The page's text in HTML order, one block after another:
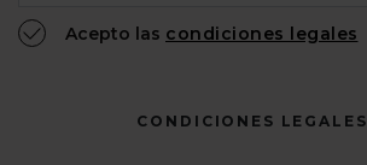
Acepto las condiciones legales
CONDICIONES LEGALES